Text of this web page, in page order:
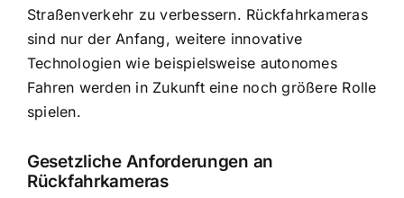
Straßenverkehr zu verbessern. Rückfahrkameras
sind nur der Anfang, weitere innovative
Technologien wie beispielsweise autonomes
Fahren werden in Zukunft eine noch größere Rolle
spielen.
Gesetzliche Anforderungen an
Rückfahrkameras